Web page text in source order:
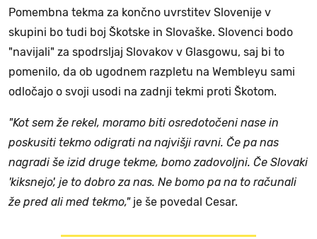
Pomembna tekma za končno uvrstitev Slovenije v
skupini bo tudi boj Škotske in Slovaške. Slovenci bodo
"navijali" za spodrsljaj Slovakov v Glasgowu, saj bi to
pomenilo, da ob ugodnem razpletu na Wembleyu sami
odločajo o svoji usodi na zadnji tekmi proti Škotom.
"Kot sem že rekel, moramo biti osredotočeni nase in
poskusiti tekmo odigrati na najvišji ravni. Če pa nas
nagradi še izid druge tekme, bomo zadovoljni. Če Slovaki
'kiksnejo', je to dobro za nas. Ne bomo pa na to računali
že pred ali med tekmo," je še povedal Cesar.